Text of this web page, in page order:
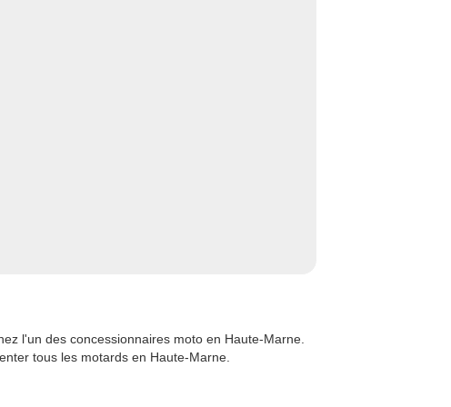
l'un des concessionnaires moto en Haute-Marne.
tous les motards en Haute-Marne.